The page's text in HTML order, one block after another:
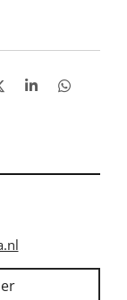
S
S